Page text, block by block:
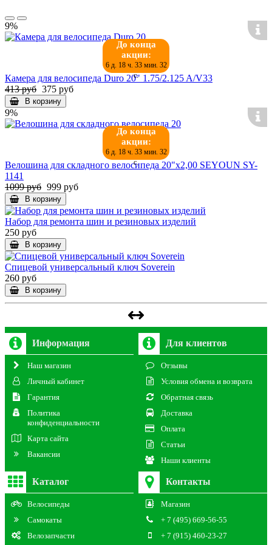
9%
До конца
акции:
6 д. 18 ч. 33 мин. 32
с.
Камера для велосипеда Duro 20" 1.75/2.125 A/V33
413 руб 375 руб
В корзину
9%
До конца
акции:
6 д. 18 ч. 33 мин. 32
с.
Велошина для складного велосипеда 20"х2,00 SEYOUN SY-
1141
1099 руб 999 руб
В корзину
Набор для ремонта шин и резиновых изделий
250 руб
В корзину
Спицевой универсальный ключ Soverein
260 руб
В корзину
Информация
Наш магазин
Личный кабинет
Гарантия
Политика
конфиденциальности
Карта сайта
Вакансии
Для клиентов
Отзывы
Условия обмена и возврата
Обратная связь
Доставка
Оплата
Статьи
Наши клиенты
Каталог
Велосипеды
Самокаты
Велозапчасти
Контакты
Магазин
+ 7 (495) 669-56-55
+ 7 (915) 460-23-27